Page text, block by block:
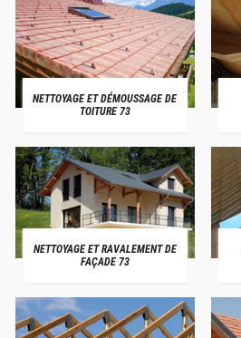
NETTOYAGE ET DÉMOUSSAGE DE
TOITURE 73
NETTOYAGE ET RAVALEMENT DE
FAÇADE 73